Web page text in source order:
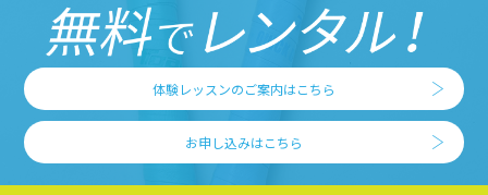
体験レッスンのご案内はこちら
お申し込みはこちら